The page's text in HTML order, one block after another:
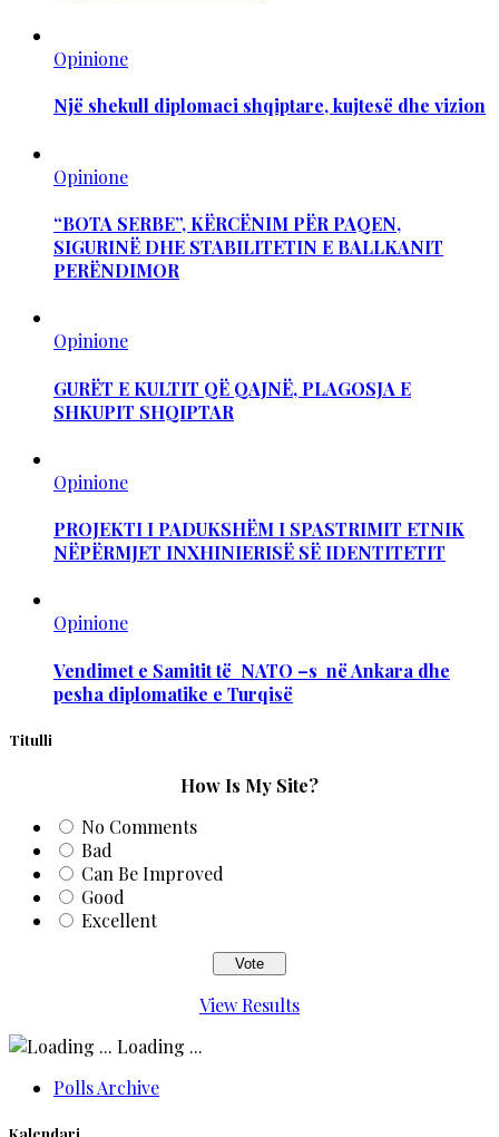
Opinione
Një shekull diplomaci shqiptare, kujtesë dhe vizion
Opinione
“BOTA SERBE”, KËRCËNIM PËR PAQEN,
SIGURINË DHE STABILITETIN E BALLKANIT
PERËNDIMOR
Opinione
GURËT E KULTIT QË QAJNË, PLAGOSJA E
SHKUPIT SHQIPTAR
Opinione
PROJEKTI I PADUKSHËM I SPASTRIMIT ETNIK
NËPËRMJET INXHINIERISË SË IDENTITETIT
Opinione
Vendimet e Samitit të NATO –s në Ankara dhe
pesha diplomatike e Turqisë
Titulli
How Is My Site?
No Comments
Bad
Can Be Improved
Good
Excellent
View Results
Loading ...
Polls Archive
Kalendari